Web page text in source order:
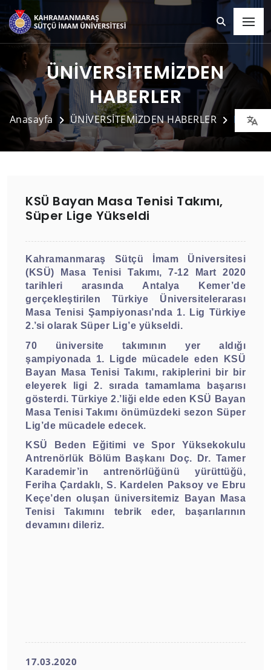
ÜNİVERSİTEMİZDEN
HABERLER
Anasayfa ÜNİVERSİTEMİZDEN HABERLER Detay
KSÜ Bayan Masa Tenisi Takımı,
Süper Lige Yükseldi
Kahramanmaraş Sütçü İmam Üniversitesi
(KSÜ) Masa Tenisi Takımı, 7-12 Mart 2020
tarihleri arasında Antalya Kemer’de
gerçekleştirilen Türkiye Üniversitelerarası
Masa Tenisi Şampiyonası’nda 1. Lig Türkiye
2.’si olarak Süper Lig’e yükseldi.
70 üniversite takımının yer aldığı
şampiyonada 1. Ligde mücadele eden KSÜ
Bayan Masa Tenisi Takımı, rakiplerini bir bir
eleyerek ligi 2. sırada tamamlama başarısı
gösterdi. Türkiye 2.’liği elde eden KSÜ Bayan
Masa Tenisi Takımı önümüzdeki sezon Süper
Lig’de mücadele edecek.
KSÜ Beden Eğitimi ve Spor Yüksekokulu
Antrenörlük Bölüm Başkanı Doç. Dr. Tamer
Karademir’in antrenörlüğünü yürüttüğü,
Feriha Çardaklı, S. Kardelen Paksoy ve Ebru
Keçe’den oluşan üniversitemiz Bayan Masa
Tenisi Takımını tebrik eder, başarılarının
devamını dileriz.
17.03.2020